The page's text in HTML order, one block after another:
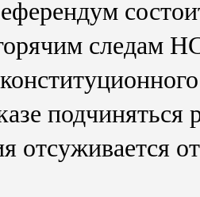
следам
отсуживается